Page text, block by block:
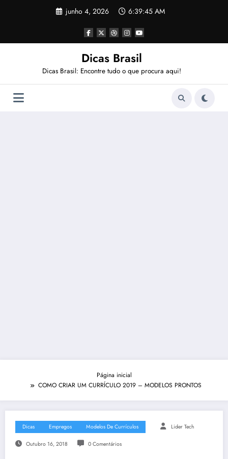
junho 4, 2026 6:39:45 AM
Dicas Brasil
Dicas Brasil: Encontre tudo o que procura aqui!
Página inicial
COMO CRIAR UM CURRÍCULO 2019 – MODELOS PRONTOS
Dicas Empregos Modelos De Currículos Lider Tech
Outubro 16, 2018 0 Comentários